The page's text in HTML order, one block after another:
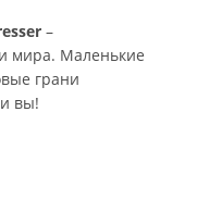
–
мира. Маленькие
грани
вы!